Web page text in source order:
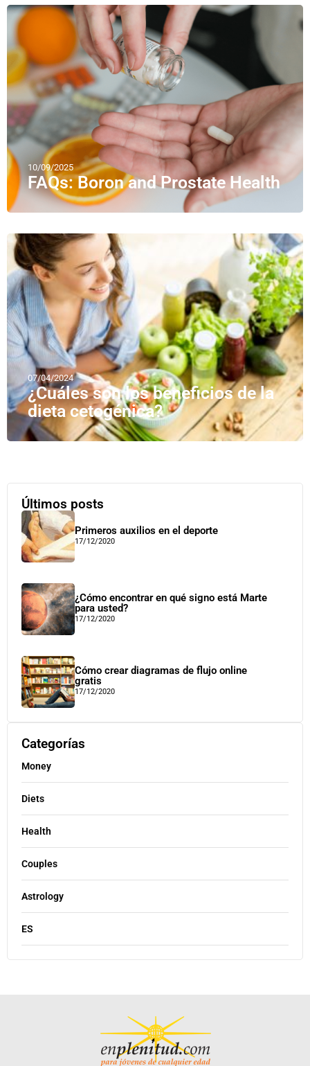
10/09/2025
FAQs: Boron and Prostate Health
07/04/2024
¿Cuáles son los beneficios de la
dieta cetogénica?
Últimos posts
Primeros auxilios en el deporte
17/12/2020
¿Cómo encontrar en qué signo está Marte
para usted?
17/12/2020
Cómo crear diagramas de flujo online
gratis
17/12/2020
Categorías
Money
Diets
Health
Couples
Astrology
ES